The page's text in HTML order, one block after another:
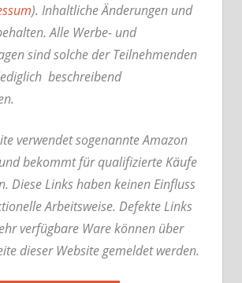
). Inhaltliche Änderungen und
Alle Werbe- und
sind solche der Teilnehmenden
beschreibend
verwendet sogenannte Amazon
bekommt für qualifizierte Käufe
Diese Links haben keinen Einfluss
Arbeitsweise. Defekte Links
verfügbare Ware können über
dieser Website gemeldet werden.